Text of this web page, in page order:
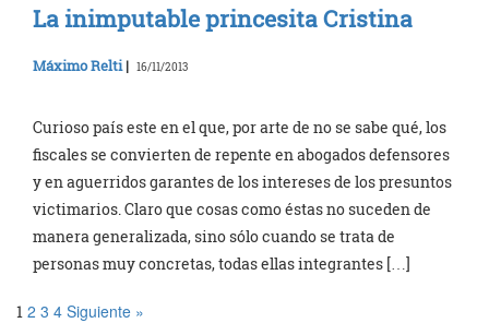
La inimputable princesita Cristina
Máximo Relti| 16/11/2013
Curioso país este en el que, por arte de no se sabe qué, los
fiscales se convierten de repente en abogados defensores
y en aguerridos garantes de los intereses de los presuntos
victimarios. Claro que cosas como éstas no suceden de
manera generalizada, sino sólo cuando se trata de
personas muy concretas, todas ellas integrantes […]
1 2 3 4 Siguiente »